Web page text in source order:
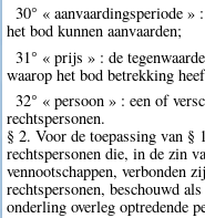
30° « aanvaardingsperiode »
het bod kunnen aanvaarden;
31° « prijs » : de
waarop het bod betrekking
32° « persoon » : een of
rechtspersonen.
§ 2. Voor de toepassing van §
rechtspersonen die, in de zin
vennootschappen, verbonden
rechtspersonen, beschouwd
onderling overleg optredende